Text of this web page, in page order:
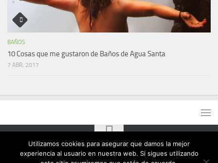
BAÑOS
10 Cosas que me gustaron de Baños de Agua Santa
7 ABR, 2017
Utilizamos cookies para asegurar que damos la mejor
experiencia al usuario en nuestra web. Si sigues utilizando